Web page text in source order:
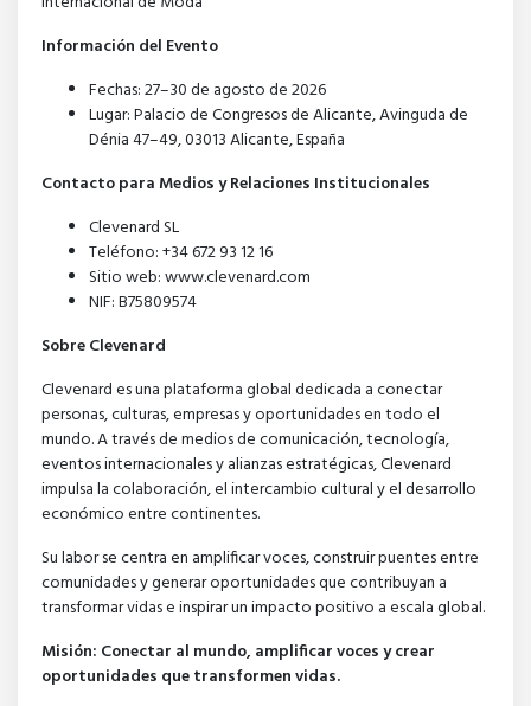
Información del Evento
Fechas: 27–30 de agosto de 2026
Lugar: Palacio de Congresos de Alicante, Avinguda de
Dénia 47–49, 03013 Alicante, España
Contacto para Medios y Relaciones Institucionales
Clevenard SL
Teléfono: +34 672 93 12 16
Sitio web: www.clevenard.com
NIF: B75809574
Sobre Clevenard
Clevenard es una plataforma global dedicada a conectar
personas, culturas, empresas y oportunidades en todo el
mundo. A través de medios de comunicación, tecnología,
eventos internacionales y alianzas estratégicas, Clevenard
impulsa la colaboración, el intercambio cultural y el desarrollo
económico entre continentes.
Su labor se centra en amplificar voces, construir puentes entre
comunidades y generar oportunidades que contribuyan a
transformar vidas e inspirar un impacto positivo a escala global.
Misión: Conectar al mundo, amplificar voces y crear
oportunidades que transformen vidas.